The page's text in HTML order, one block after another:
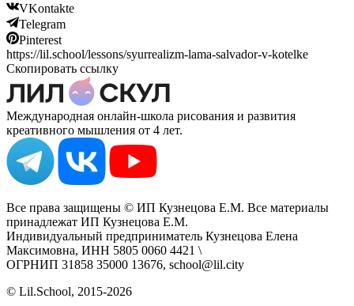
VKontakte
Telegram
Pinterest
https://lil.school/lessons/syurrealizm-lama-salvador-v-kotelke
Скопировать ссылку
Международная онлайн-школа рисования и развития
креативного мышления от 4 лет.
Все права защищены © ИП Кузнецова Е.М. Все материалы
принадлежат ИП Кузнецова Е.М.
Индивидуальный предприниматель Кузнецова Елена
Максимовна, ИНН 5805 0060 4421 \
ОГРНИП 31858 35000 13676, school@lil.city
© Lil.School, 2015‐2026